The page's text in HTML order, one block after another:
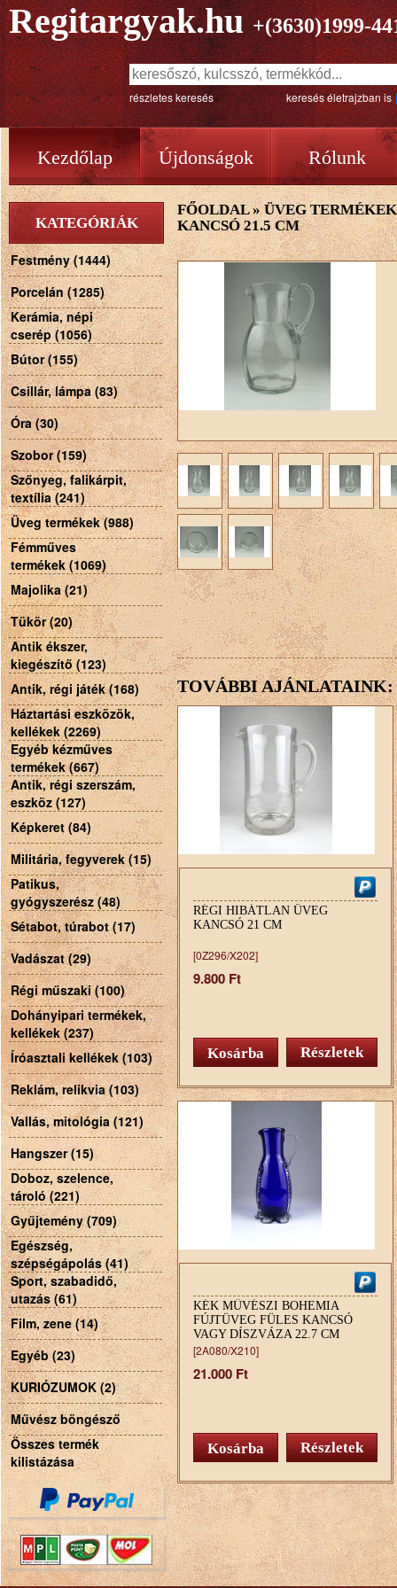
Regitargyak.hu +(3630)1999-
részletes keresés keresés életrajzban is
Kezdőlap Újdonságok Rólunk
KATEGÓRIÁK
Festmény (1444)
Porcelán (1285)
Kerámia, népi
cserép (1056)
Bútor (155)
Csillár, lámpa (83)
Óra (30)
Szobor (159)
Szőnyeg, falikárpit,
textília (241)
Üveg termékek (988)
Fémműves
termékek (1069)
Majolika (21)
Tükör (20)
Antik ékszer,
kiegészítő (123)
Antik, régi játék (168)
Háztartási eszközök,
kellékek (2269)
Egyéb kézműves
termékek (667)
Antik, régi szerszám,
eszköz (127)
Képkeret (84)
Militária, fegyverek (15)
Patikus,
gyógyszerész (48)
Sétabot, túrabot (17)
Vadászat (29)
Régi műszaki (100)
Dohányipari termékek,
kellékek (237)
Íróasztali kellékek (103)
Reklám, relikvia (103)
Vallás, mitológia (121)
Hangszer (15)
Doboz, szelence,
tároló (221)
Gyűjtemény (709)
Egészség,
szépségápolás (41)
Sport, szabadidő,
utazás (61)
Film, zene (14)
Egyéb (23)
KURIÓZUMOK (2)
Művész böngésző
Összes termék
kilistázása
FŐOLDAL»ÜVEG TERMÉKEK
KANCSÓ 21.5 CM
TOVÁBBI AJÁNLATAINK:
RÉGI HIBÁTLAN ÜVEG
KANCSÓ 21 CM
[0Z296/X202]
9.800 Ft
Részletek
KÉK MŰVÉSZI BOHEMIA
FÚJTÜVEG FÜLES KANCSÓ
VAGY DÍSZVÁZA 22.7 CM
[2A080/X210]
21.000 Ft
Részletek